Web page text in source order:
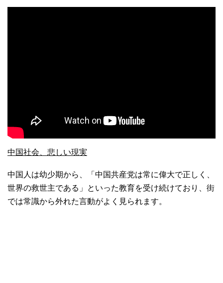
中国社会、悲しい現実
中国人は幼少期から、「中国共産党は常に偉大で正しく、
世界の救世主である」といった教育を受け続けており、街
では常識から外れた言動がよく見られます。